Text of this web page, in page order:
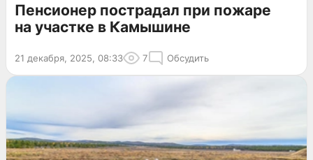
Пенсионер пострадал при пожаре
на участке в Камышине
21 декабря, 2025, 08:33 7 Обсудить